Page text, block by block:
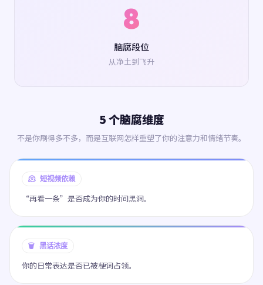
8
脑腐段位
从净土到飞升
5 个脑腐维度
不是你刷得多不多，而是互联网怎样重塑了你的注意力和情绪节奏。
🫠 短视频依赖
“再看一条”是否成为你的时间黑洞。
🗑️ 黑话浓度
你的日常表达是否已被梗词占领。